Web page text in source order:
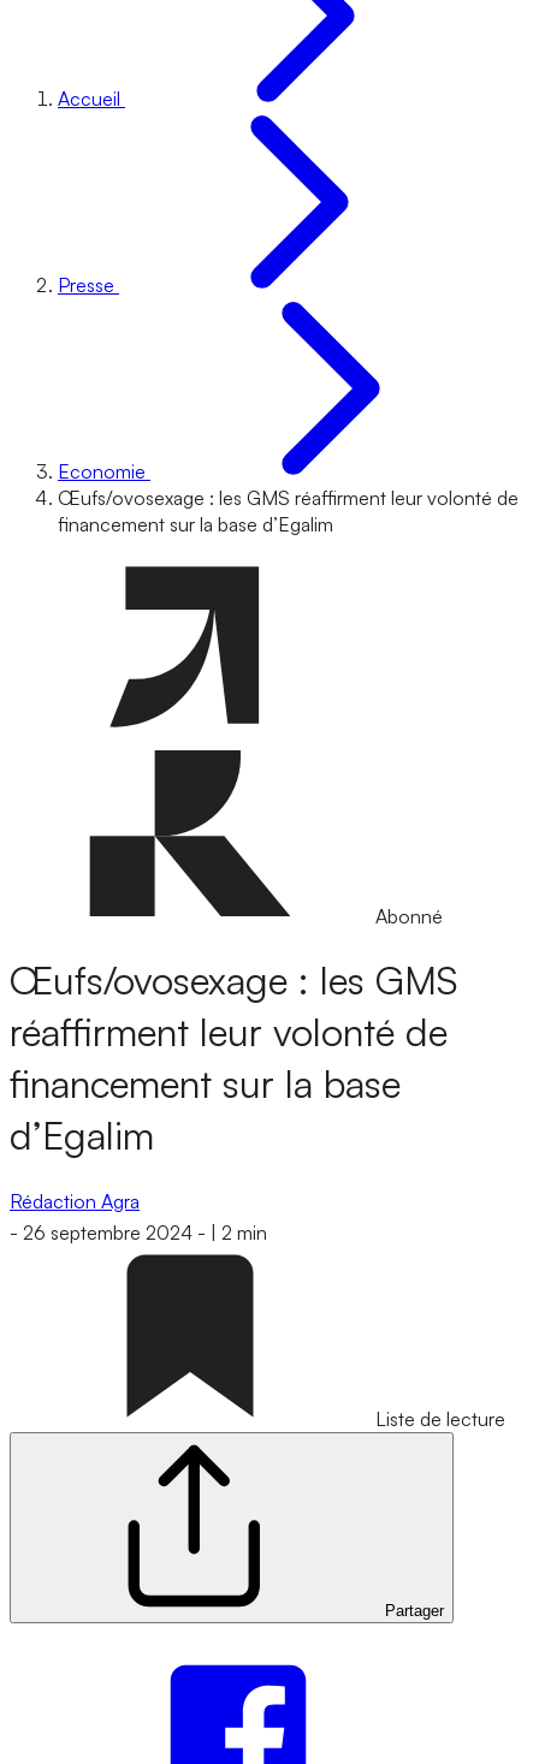
Accueil
Presse
Economie
Œufs/ovosexage : les GMS réaffirment leur volonté de
financement sur la base d’Egalim
Abonné
Œufs/ovosexage : les GMS
réaffirment leur volonté de
financement sur la base
d’Egalim
Rédaction Agra
- 26 septembre 2024 - 2 min
Liste de lecture
Partager